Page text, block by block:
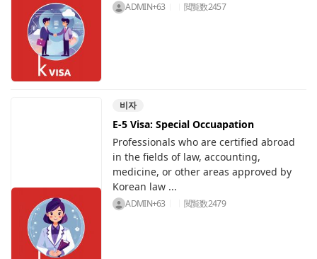
ADMIN+63 閲覧数2457
비자
E-5 Visa: Special Occuapation
Professionals who are certified abroad
in the fields of law, accounting,
medicine, or other areas approved by
Korean law ...
ADMIN+63 閲覧数2479